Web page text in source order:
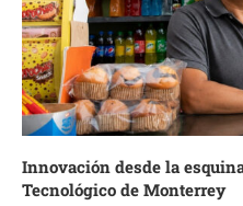
Innovación desde la
Tecnológico de Monterrey